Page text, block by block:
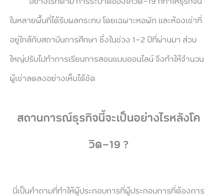
ในหลายพื้นที่ได้รับผลกระทบ โดยเฉพาะหอพัก และห้องเช่าที่
อยู่ใกล้กับสถาบันการศึกษา ซึ่งในช่วง 1-2 ปีที่ผ่านมา ส่วน
ใหญ่ปรับไปทำการเรียนการสอนแบบออนไลน์ จึงทำให้จำนวน
ผู้เช่าลดลงอย่างเห็นได้ชัด
สถานการณ์ธุรกิจนี้จะเป็นอย่างไรหลังโค
วิด-19 ?
นี่เป็นคำถามที่ทำให้ผู้ประกอบการที่ผู้ประกอบการที่ต้องการ